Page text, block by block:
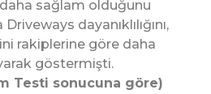
sağlam olduğunu
dayanıklılığını,
rakiplerine göre daha
göstermişti.
Testi sonucuna göre)